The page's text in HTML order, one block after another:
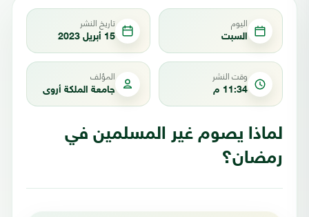
اليوم
السبت
تاريخ النشر
15 أبريل 2023
وقت النشر
11:34 م
المؤلف
جامعة الملكة أروى
لماذا يصوم غير المسلمين في
رمضان؟